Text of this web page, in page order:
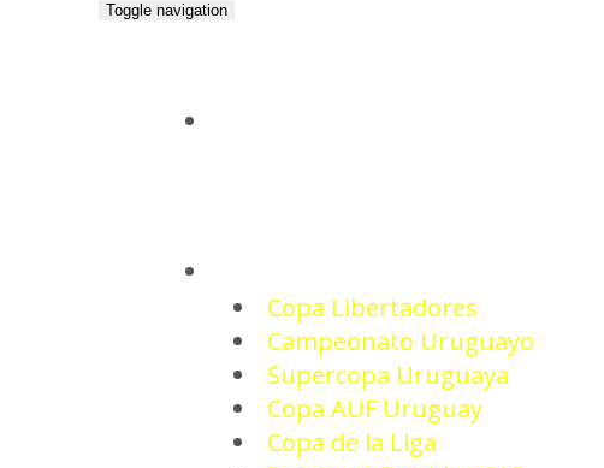
Toggle navigation
Copa Libertadores
Campeonato Uruguayo
Supercopa Uruguaya
Copa AUF Uruguay
Copa de la Liga